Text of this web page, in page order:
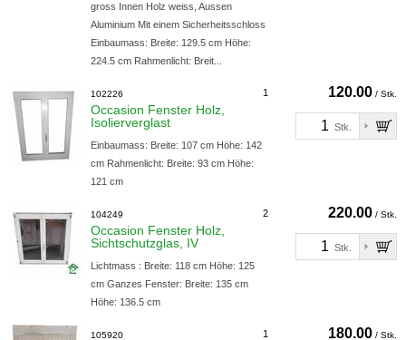
gross Innen Holz weiss, Aussen
Aluminium Mit einem Sicherheitsschloss
Einbaumass: Breite: 129.5 cm Höhe:
224.5 cm Rahmenlicht: Breit...
1
102226
Occasion Fenster Holz,
Isolierverglast
Einbaumass: Breite: 107 cm Höhe: 142
cm Rahmenlicht: Breite: 93 cm Höhe:
121 cm
120.00 / Stk.
Stk.
2
104249
Occasion Fenster Holz,
Sichtschutzglas, IV
Lichtmass : Breite: 118 cm Höhe: 125
cm Ganzes Fenster: Breite: 135 cm
Höhe: 136.5 cm
220.00 / Stk.
Stk.
1
105920 180.00 / Stk.